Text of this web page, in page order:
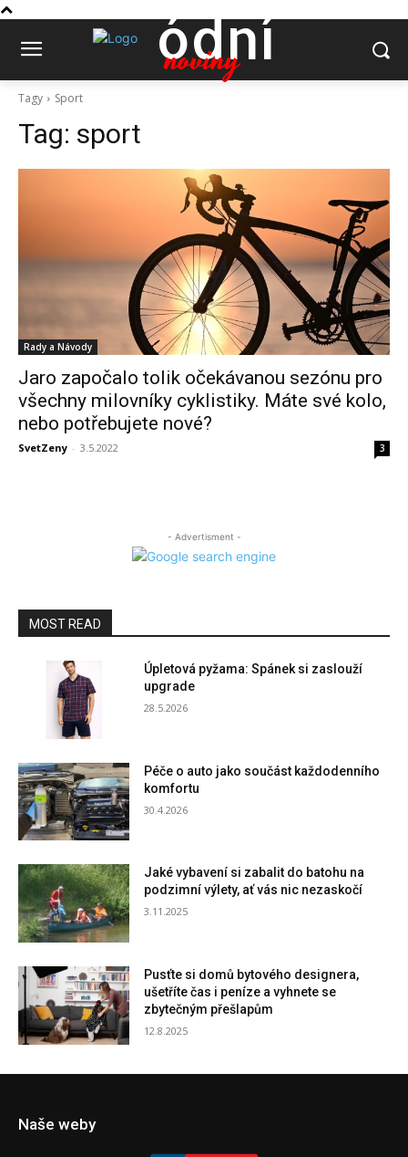
ódní
noviny
Tagy Sport
Tag: sport
Rady a Návody
Jaro započalo tolik očekávanou sezónu pro
všechny milovníky cyklistiky. Máte své kolo,
nebo potřebujete nové?
SvetZeny - 3.5.2022 3
- Advertisment -
MOST READ
Úpletová pyžama: Spánek si zaslouží
upgrade
28.5.2026
Péče o auto jako součást každodenního
komfortu
30.4.2026
Jaké vybavení si zabalit do batohu na
podzimní výlety, ať vás nic nezaskočí
3.11.2025
Pusťte si domů bytového designera,
ušetříte čas i peníze a vyhnete se
zbytečným přešlapům
12.8.2025
Naše weby